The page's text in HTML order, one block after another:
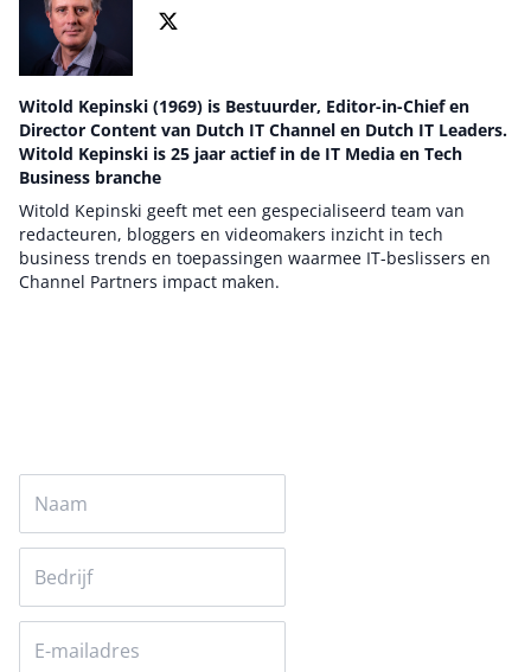
Witold Kepinski (1969) is Bestuurder, Editor-in-Chief en
Director Content van Dutch IT Channel en Dutch IT Leaders.
Witold Kepinski is 25 jaar actief in de IT Media en Tech
Business branche
Witold Kepinski geeft met een gespecialiseerd team van
redacteuren, bloggers en videomakers inzicht in tech
business trends en toepassingen waarmee IT-beslissers en
Channel Partners impact maken.